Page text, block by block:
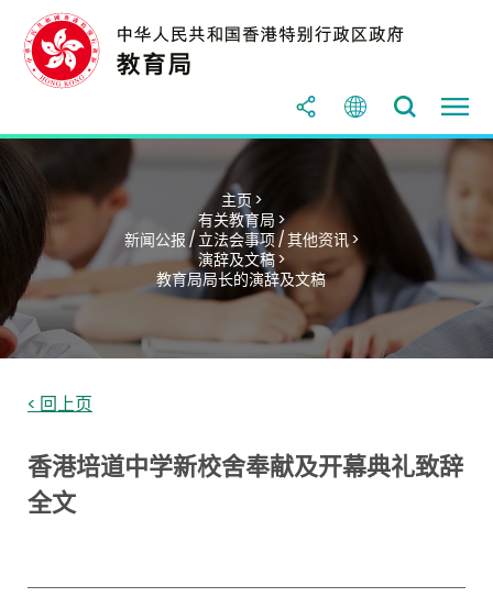
主页 >
有关教育局 >
新闻公报 / 立法会事项 / 其他资讯 >
演辞及文稿 >
教育局局长的演辞及文稿
< 回上页
香港培道中学新校舍奉献及开幕典礼致辞
全文